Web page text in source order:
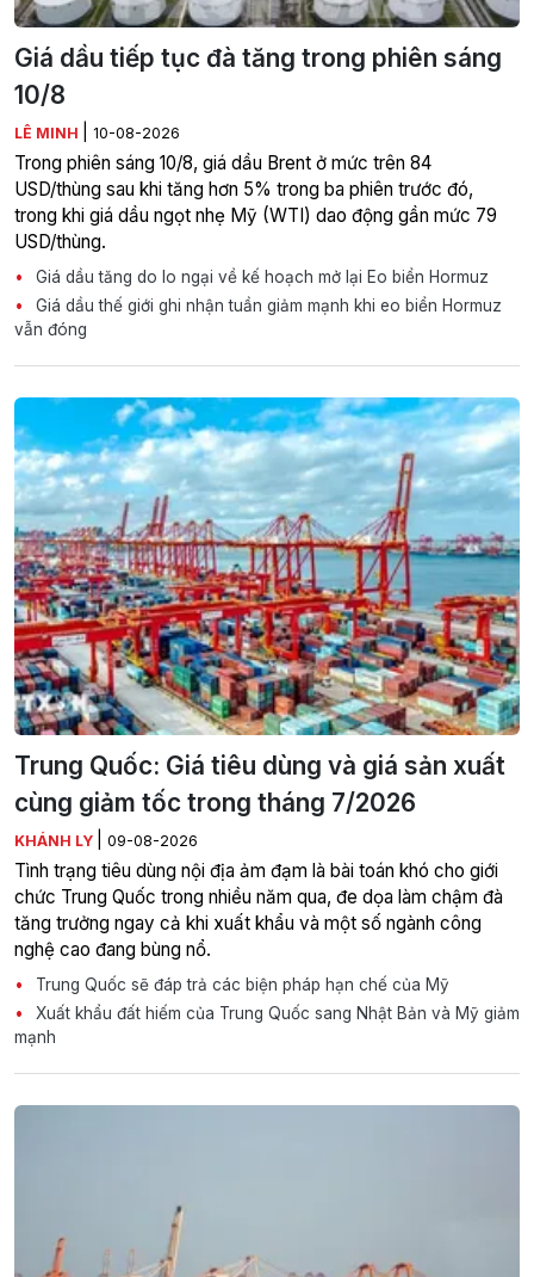
Giá dầu tiếp tục đà tăng trong phiên sáng
10/8
LÊ MINH 10-08-2026
Trong phiên sáng 10/8, giá dầu Brent ở mức trên 84
USD/thùng sau khi tăng hơn 5% trong ba phiên trước đó,
trong khi giá dầu ngọt nhẹ Mỹ (WTI) dao động gần mức 79
USD/thùng.
Giá dầu tăng do lo ngại về kế hoạch mở lại Eo biển Hormuz
Giá dầu thế giới ghi nhận tuần giảm mạnh khi eo biển Hormuz
vẫn đóng
Trung Quốc: Giá tiêu dùng và giá sản xuất
cùng giảm tốc trong tháng 7/2026
KHÁNH LY 09-08-2026
Tình trạng tiêu dùng nội địa ảm đạm là bài toán khó cho giới
chức Trung Quốc trong nhiều năm qua, đe dọa làm chậm đà
tăng trưởng ngay cả khi xuất khẩu và một số ngành công
nghệ cao đang bùng nổ.
Trung Quốc sẽ đáp trả các biện pháp hạn chế của Mỹ
Xuất khẩu đất hiếm của Trung Quốc sang Nhật Bản và Mỹ giảm
mạnh